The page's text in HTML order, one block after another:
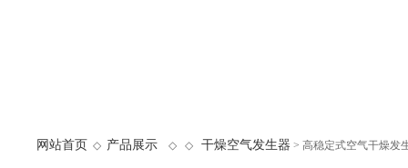
网站首页 ◇ 产品展示 ◇ ◇ 干燥空气发生器 > 高稳定式空气干燥发